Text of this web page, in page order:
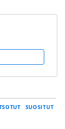
SUOSITUT